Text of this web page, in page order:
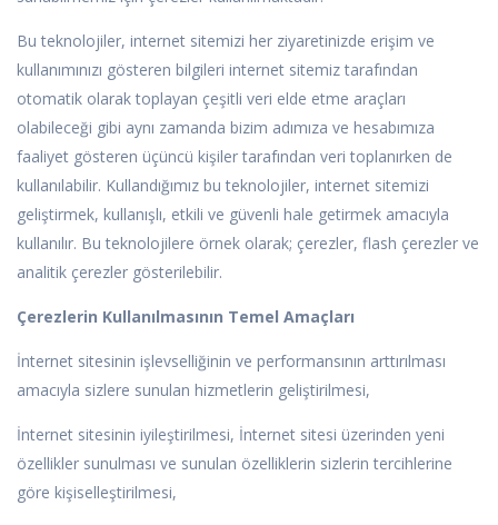
Bu teknolojiler, internet sitemizi her ziyaretinizde erişim ve
kullanımınızı gösteren bilgileri internet sitemiz tarafından
otomatik olarak toplayan çeşitli veri elde etme araçları
olabileceği gibi aynı zamanda bizim adımıza ve hesabımıza
faaliyet gösteren üçüncü kişiler tarafından veri toplanırken de
kullanılabilir. Kullandığımız bu teknolojiler, internet sitemizi
geliştirmek, kullanışlı, etkili ve güvenli hale getirmek amacıyla
kullanılır. Bu teknolojilere örnek olarak; çerezler, flash çerezler ve
analitik çerezler gösterilebilir.
Çerezlerin Kullanılmasının Temel Amaçları
İnternet sitesinin işlevselliğinin ve performansının arttırılması
amacıyla sizlere sunulan hizmetlerin geliştirilmesi,
İnternet sitesinin iyileştirilmesi, İnternet sitesi üzerinden yeni
özellikler sunulması ve sunulan özelliklerin sizlerin tercihlerine
göre kişiselleştirilmesi,